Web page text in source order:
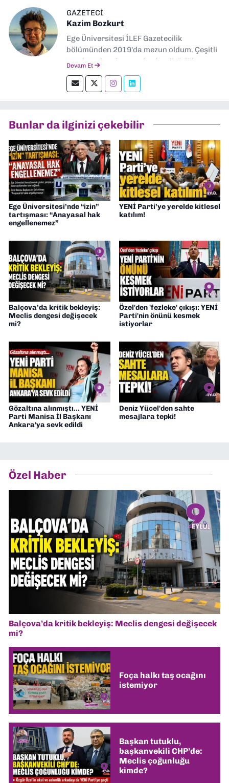
GAZETECI
Kazim Bozkurt
Ege Üniversitesi İLEF Gazetecilik
bölümünden 2019'da mezun oldum. Çeşitli
yerel ve ulusal gazetelerde editörlük,
okumayı severim.
Devam Et
Bunlar da ilginizi çekebilir
Ege Üniversitesi’nde “izin”
tartışması: “Anayasal hak
engellenemez”
YENİ Parti’ye yerelde kitlesel
katılım!
Balçova’da kritik bekleyiş:
Meclis dengesi değişecek
mi?
Özel'den 'fezleke' çıkışı: YENİ
Parti'nin önünü kesmek
istiyorlar
Gözaltına alınmıştı... YENİ
Parti Manisa İl Başkanı
Ankara'ya sevk edildi
Deniz Yücel'den sahte
mesajlara tepki!
Özel Haber
Balçova’da kritik bekleyiş: Meclis dengesi değişecek
mi?
Foça halkı taş ocağını
istemiyor
Başkan tutuklu,
başkanvekili CHP’de:
Meclis çoğunluğu
kimde?